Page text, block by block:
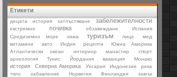
Етикети
децата история затлъстяване забележителности
екстремно почивка обзавеждане
Испания
Средиземно море
хижа туризъм лице
мед
витамини
авто Индия рецепти
Южна Америка
Атлантически океан
интериор манастир
спорт
археология
Тунис Йордания ваканция Монако
история Северна Америка Унгария Индонезия
река
тяло
забавление Норвегия Финландия
замък